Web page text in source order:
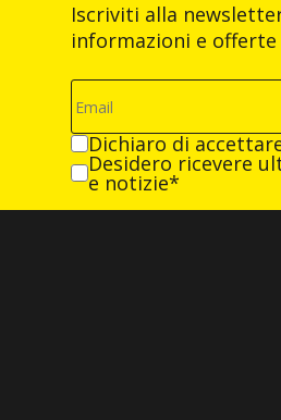
Iscriviti alla
informazioni e
Dichiaro di
Desidero ricevere
e notizie*